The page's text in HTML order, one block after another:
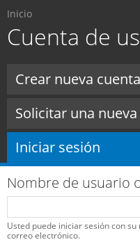
Usted está aquí
Inicio
Cuenta de
Crear nueva cuenta
Solicitar una
Iniciar sesión
Nombre de usuario
Usted puede iniciar sesión con
correo electrónico.